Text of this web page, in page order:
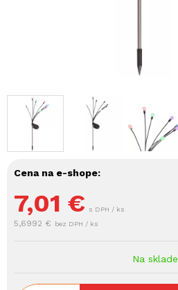
Cena na e-shope:
7,01 € s DPH / ks
5,6992 € bez DPH / ks
Na sklade